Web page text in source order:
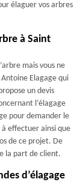
élaguer vos arbres
à Saint
mais vous ne
Antoine Elagage qui
un devis
l’élagage
pour demander le
effectuer ainsi que
de ce projet. De
la part de client.
d’élagage